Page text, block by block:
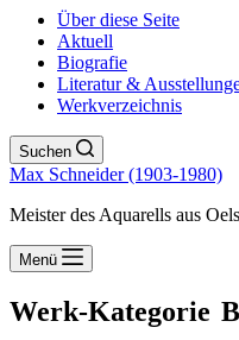
Über diese Seite
Aktuell
Biografie
Literatur &
Werkverzeichnis
Suchen
Max Schneider (1903-1980)
Meister des Aquarells aus
Menü
Werk-Kategorie